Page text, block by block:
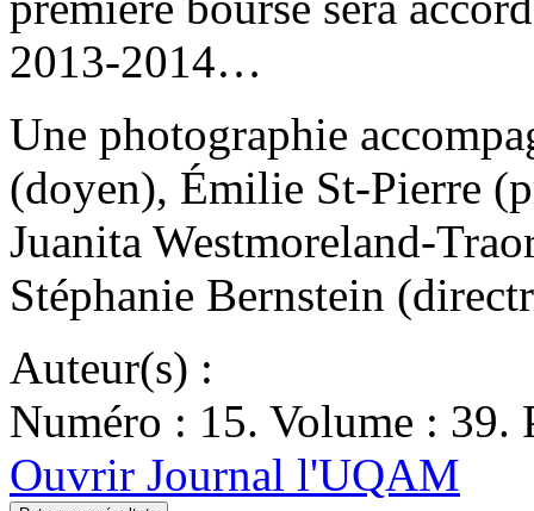
2013-2014…
Une photographie
(doyen), Émilie St-Pierre
Juanita Westmoreland-
Stéphanie Bernstein
Auteur(s) :
Numéro : 15. Volume : 39.
Ouvrir Journal l'UQAM